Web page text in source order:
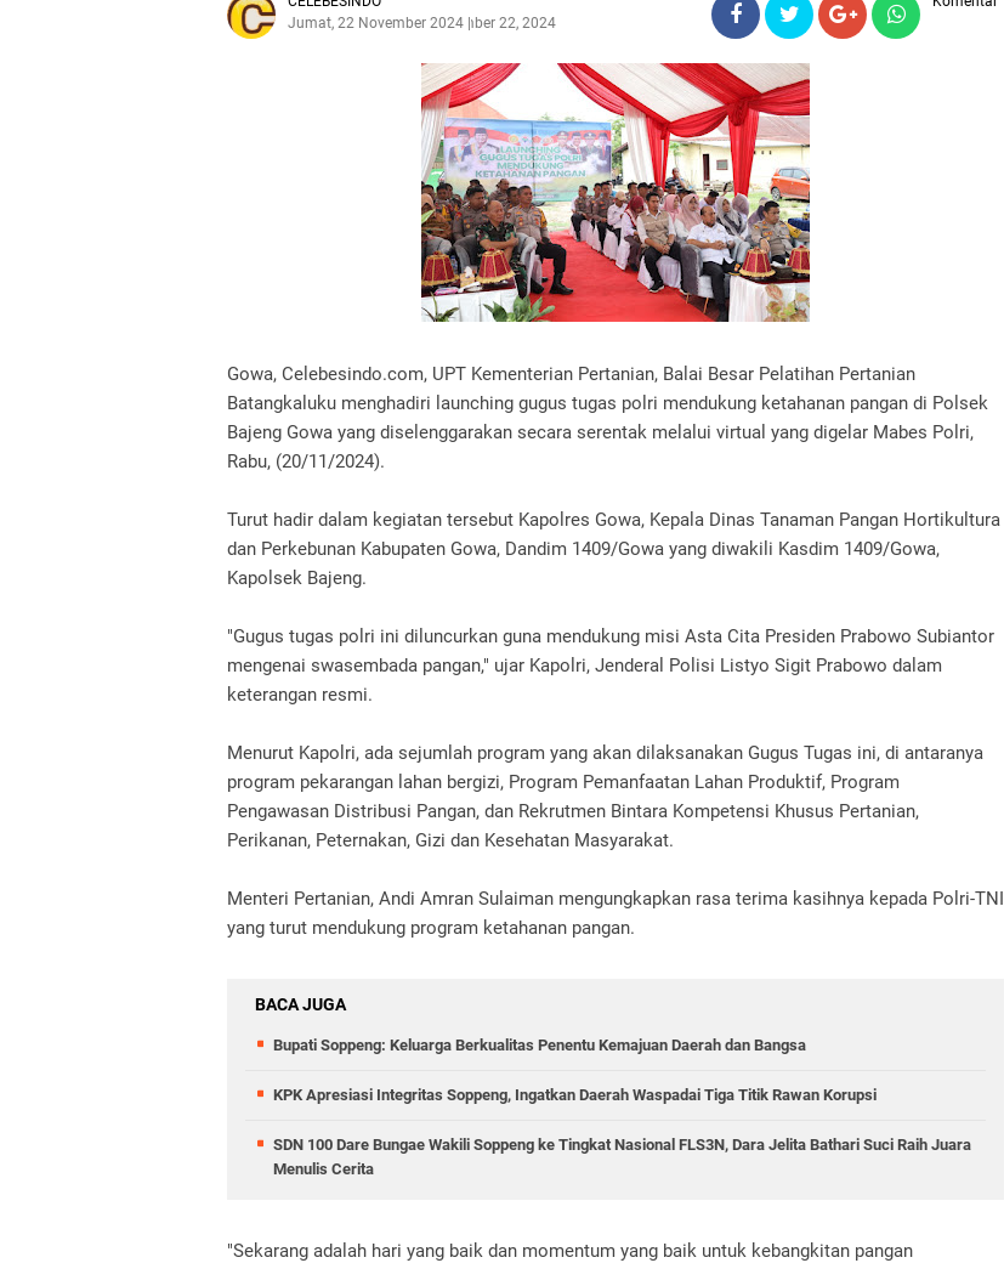
Jumat, 22 November 2024November 22, 2024
Gowa, Celebesindo.com, UPT Kementerian Pertanian, Balai Besar Pelatihan Pertanian
Batangkaluku menghadiri launching gugus tugas polri mendukung ketahanan pangan di Polsek
Bajeng Gowa yang diselenggarakan secara serentak melalui virtual yang digelar Mabes Polri,
Rabu, (20/11/2024).
Turut hadir dalam kegiatan tersebut Kapolres Gowa, Kepala Dinas Tanaman Pangan Hortikultura
dan Perkebunan Kabupaten Gowa, Dandim 1409/Gowa yang diwakili Kasdim 1409/Gowa,
Kapolsek Bajeng.
"Gugus tugas polri ini diluncurkan guna mendukung misi Asta Cita Presiden Prabowo Subiantor
mengenai swasembada pangan," ujar Kapolri, Jenderal Polisi Listyo Sigit Prabowo dalam
keterangan resmi.
Menurut Kapolri, ada sejumlah program yang akan dilaksanakan Gugus Tugas ini, di antaranya
program pekarangan lahan bergizi, Program Pemanfaatan Lahan Produktif, Program
Pengawasan Distribusi Pangan, dan Rekrutmen Bintara Kompetensi Khusus Pertanian,
Perikanan, Peternakan, Gizi dan Kesehatan Masyarakat.
Menteri Pertanian, Andi Amran Sulaiman mengungkapkan rasa terima kasihnya kepada Polri-TNI
yang turut mendukung program ketahanan pangan.
BACA JUGA
Bupati Soppeng: Keluarga Berkualitas Penentu Kemajuan Daerah dan Bangsa
KPK Apresiasi Integritas Soppeng, Ingatkan Daerah Waspadai Tiga Titik Rawan Korupsi
SDN 100 Dare Bungae Wakili Soppeng ke Tingkat Nasional FLS3N, Dara Jelita Bathari Suci Raih Juara
Menulis Cerita
"Sekarang adalah hari yang baik dan momentum yang baik untuk kebangkitan pangan